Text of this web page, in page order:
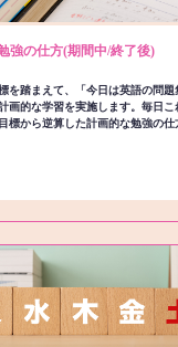
強の仕方(期間中/終了後)
を踏まえて、「今日は英語の問題
画的な学習を実施します。毎日こ
標から逆算した計画的な勉強の仕